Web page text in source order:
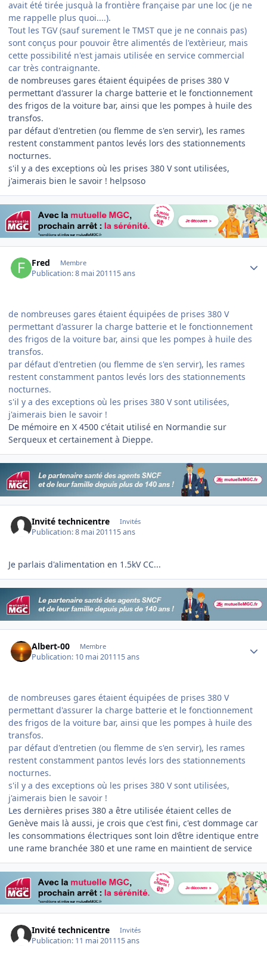
avait été tirée jusquà la frontière française par une loc (je ne
me rappelle plus quoi....).
Tout les TGV (sauf surement le TMST que je ne connais pas)
sont conçus pour pouvoir être alimentés de l'extèrieur, mais
cette possibilité n'est jamais utilisée en service commercial
car très contraignante.
de nombreuses gares étaient équipées de prises 380 V
permettant d'assurer la charge batterie et le fonctionnement
des frigos de la voiture bar, ainsi que les pompes à huile des
transfos.
par défaut d'entretien (ou flemme de s'en servir), les rames
restent constamment pantos levés lors des stationnements
nocturnes.
s'il y a des exceptions où les prises 380 V sont utilisées,
j'aimerais bien le savoir ! helpsoso
Fred Membre
Publication:8 mai 201115 ans
de nombreuses gares étaient équipées de prises 380 V
permettant d'assurer la charge batterie et le fonctionnement
des frigos de la voiture bar, ainsi que les pompes à huile des
transfos.
par défaut d'entretien (ou flemme de s'en servir), les rames
restent constamment pantos levés lors des stationnements
nocturnes.
s'il y a des exceptions où les prises 380 V sont utilisées,
j'aimerais bien le savoir !
De mémoire en X 4500 c'était utilisé en Normandie sur
Serqueux et certainement à Dieppe.
Invité technicentre Invités
Publication:8 mai 201115 ans
Je parlais d'alimentation en 1.5kV CC...
Albert-00 Membre
Publication: 10 mai 201115 ans
de nombreuses gares étaient équipées de prises 380 V
permettant d'assurer la charge batterie et le fonctionnement
des frigos de la voiture bar, ainsi que les pompes à huile des
transfos.
par défaut d'entretien (ou flemme de s'en servir), les rames
restent constamment pantos levés lors des stationnements
nocturnes.
s'il y a des exceptions où les prises 380 V sont utilisées,
j'aimerais bien le savoir !
Les dernières prises 380 a être utilisée étaient celles de
Genève mais là aussi, je crois que c'est fini, c'est dommage car
les consommations électriques sont loin d’être identique entre
une rame branchée 380 et une rame en maintient de service
Invité technicentre Invités
Publication: 11 mai 201115 ans